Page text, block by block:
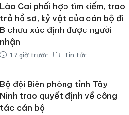
Lào Cai phối hợp tìm kiếm, trao
trả hồ sơ, kỷ vật của cán bộ đi
B chưa xác định được người
nhận
17 giờ trước Tin tức
Bộ đội Biên phòng tỉnh Tây
Ninh trao quyết định về công
tác cán bộ